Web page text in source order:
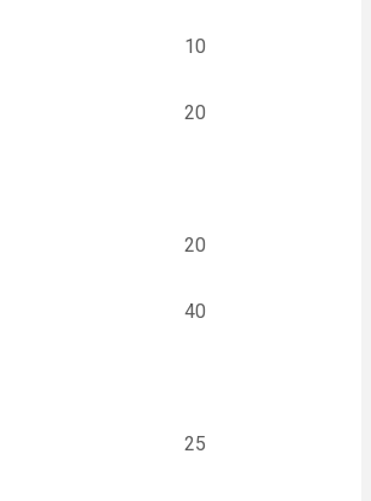
10
20
20
40
25